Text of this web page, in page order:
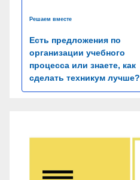
Решаем вместе
Есть предложения по
организации учебного
процесса или знаете, как
сделать техникум лучше?